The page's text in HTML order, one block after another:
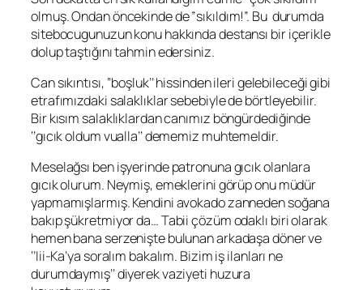
olmuş. Ondan öncekinde de ”sıkıldım!”. Bu durumda
sitebocugunuzun konu hakkında destansı bir içerikle
dolup taştığını tahmin edersiniz.
Can sıkıntısı, ‘’boşluk’’ hissinden ileri gelebileceği gibi
etrafımızdaki salaklıklar sebebiyle de börtleyebilir.
Bir kısım salaklıklardan canımız böngürdediğinde
‘’gıcık oldum vualla’’ dememiz muhtemeldir.
Meselağsı ben işyerinde patronuna gıcık olanlara
gıcık olurum. Neymiş, emeklerini görüp onu müdür
yapmamışlarmış. Kendini avokado zanneden soğana
bakıp şükretmiyor da… Tabii çözüm odaklı biri olarak
hemen bana serzenişte bulunan arkadaşa döner ve
‘’Iii-Ka’ya soralım bakalım. Bizim iş ilanları ne
durumdaymış’’ diyerek vaziyeti huzura